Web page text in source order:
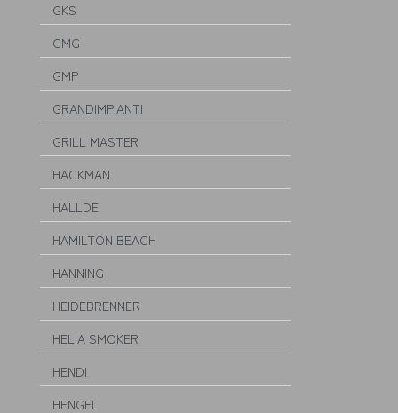
GKS
GMG
GMP
GRANDIMPIANTI
GRILL MASTER
HACKMAN
HALLDE
HAMILTON BEACH
HANNING
HEIDEBRENNER
HELIA SMOKER
HENDI
HENGEL